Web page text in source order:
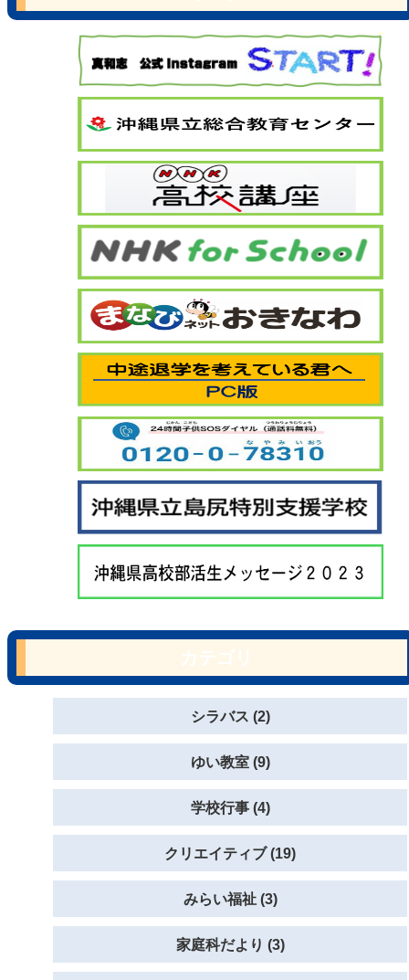
シラバス (2)
ゆい教室 (9)
学校行事 (4)
クリエイティブ (19)
みらい福祉 (3)
家庭科だより (3)